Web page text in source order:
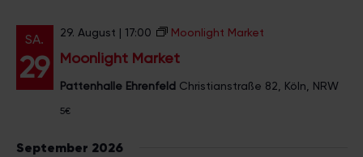
SA.
29 Moonlight Market
29. August | 17:00 Moonlight Market
Pattenhalle Ehrenfeld Christianstraße 82, Köln, NRW
5€
September 2026